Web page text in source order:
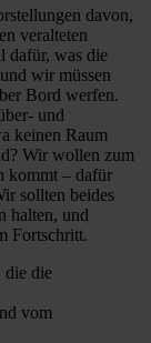
davon,
veralteten
dafür, was die
wir müssen
Bord werfen.
und
keinen Raum
Wir wollen zum
kommt – dafür
sollten beides
halten, und
Fortschritt.
die die
vom